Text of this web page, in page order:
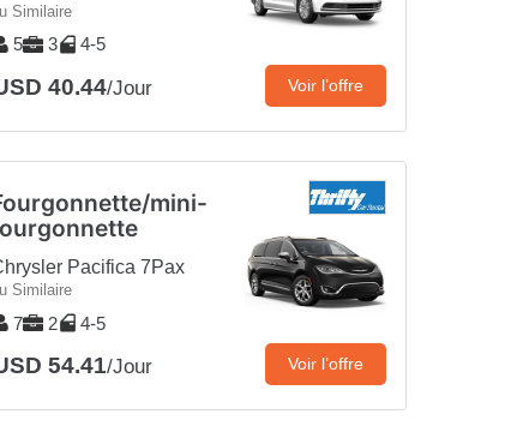
Similaire
5 3 4-5
40.44/Jour Voir l’offre
mini-
Pacifica 7Pax
Similaire
7 2 4-5
54.41/Jour Voir l’offre